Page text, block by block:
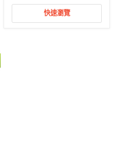
快速瀏覽